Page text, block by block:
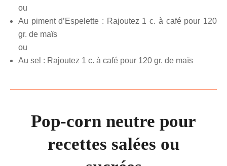
ou
Au piment d’Espelette : Rajoutez 1 c. à café pour 120
gr. de maïs
ou
Au sel : Rajoutez 1 c. à café pour 120 gr. de maïs
Pop-corn neutre pour
recettes salées ou